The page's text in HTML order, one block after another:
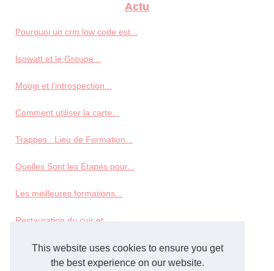
This website uses cookies to ensure you get
the best experience on our website.
Actu
Pourquoi un crm low code est...
Isowatt et le Groupe...
Moogi et l’introspection...
Comment utiliser la carte...
Trappes : Lieu de Formation...
Quelles Sont les Étapes pour...
Les meilleures formations...
Restauration du cuir et...
Veterninary